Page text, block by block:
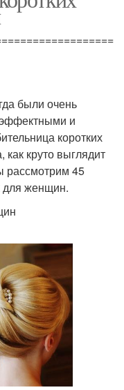
были очень
и
коротких
круто выглядит
рассмотрим 45
для женщин.